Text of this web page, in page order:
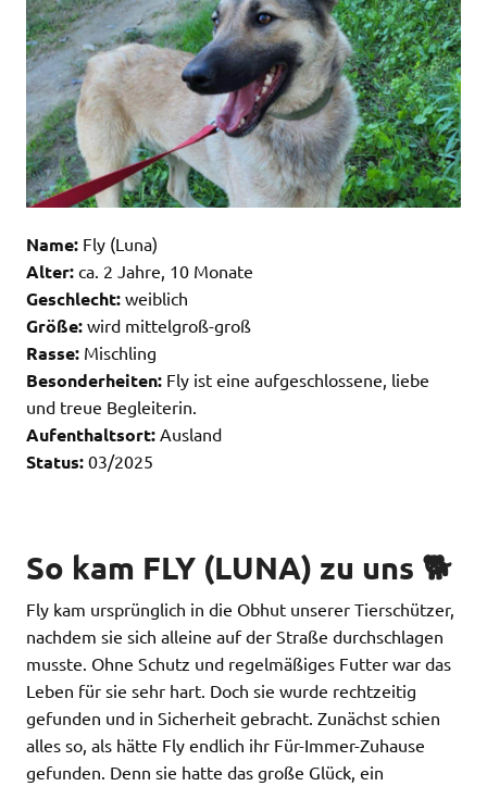
Name: Fly (Luna)
Alter: ca. 2 Jahre, 10 Monate
Geschlecht: weiblich
Größe: wird mittelgroß-groß
Rasse: Mischling
Besonderheiten: Fly ist eine aufgeschlossene, liebe
und treue Begleiterin.
Aufenthaltsort: Ausland
Status: 03/2025
So kam FLY (LUNA) zu uns 🐕
Fly kam ursprünglich in die Obhut unserer Tierschützer,
nachdem sie sich alleine auf der Straße durchschlagen
musste. Ohne Schutz und regelmäßiges Futter war das
Leben für sie sehr hart. Doch sie wurde rechtzeitig
gefunden und in Sicherheit gebracht. Zunächst schien
alles so, als hätte Fly endlich ihr Für-Immer-Zuhause
gefunden. Denn sie hatte das große Glück, ein